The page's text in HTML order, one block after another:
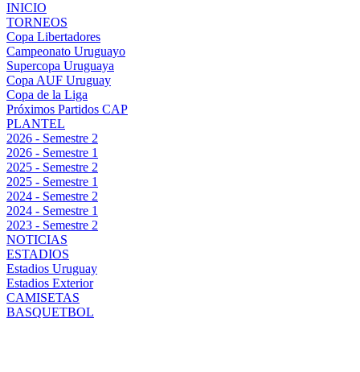
INICIO
TORNEOS
Copa Libertadores
Campeonato Uruguayo
Supercopa Uruguaya
Copa AUF Uruguay
Copa de la Liga
Próximos Partidos CAP
PLANTEL
2026 - Semestre 2
2026 - Semestre 1
2025 - Semestre 2
2025 - Semestre 1
2024 - Semestre 2
2024 - Semestre 1
2023 - Semestre 2
NOTICIAS
ESTADIOS
Estadios Uruguay
Estadios Exterior
CAMISETAS
BASQUETBOL